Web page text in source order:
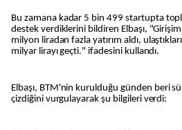
Bu zamana kadar 5 bin 499 startupta
destek verdiklerini bildiren Elbaşı,
milyon liradan fazla yatırım aldı,
milyar lirayı geçti." ifadesini kullandı.
Elbaşı, BTM'nin kurulduğu günden beri
çizdiğini vurgulayarak şu bilgileri verdi: